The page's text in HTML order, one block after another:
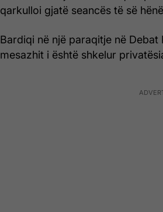
qarkulloi gjatë seancës të së
Bardiqi në një paraqitje në
mesazhit i është shkelur